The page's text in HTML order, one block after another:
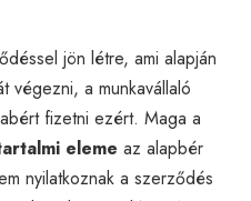
jön létre, ami alapján
végezni, a munkavállaló
fizetni ezért. Maga a
eleme az alapbér
nyilatkoznak a szerződés